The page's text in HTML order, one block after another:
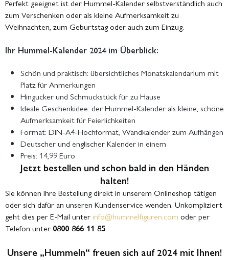
Perfekt geeignet ist der Hummel-Kalender selbstverständlich auch
zum Verschenken oder als kleine Aufmerksamkeit zu
Weihnachten, zum Geburtstag oder auch zum Einzug.
Ihr Hummel-Kalender 2024 im Überblick:
Schön und praktisch: übersichtliches Monatskalendarium mit
Platz für Anmerkungen
Hingucker und Schmuckstück für zu Hause
Ideale Geschenkidee: der Hummel-Kalender als kleine, schöne
Aufmerksamkeit für Feierlichkeiten
Format: DIN-A4-Hochformat, Wandkalender zum Aufhängen
Deutscher und englischer Kalender in einem
Preis: 14,99 Euro
Jetzt bestellen und schon bald in den Händen
halten!
Sie können Ihre Bestellung direkt in unserem Onlineshop tätigen
oder sich dafür an unseren Kundenservice wenden. Unkompliziert
geht dies per E-Mail unter info@hummelfiguren.com oder per
Telefon unter 0800 866 11 85.
Unsere „Hummeln“ freuen sich auf 2024 mit Ihnen!